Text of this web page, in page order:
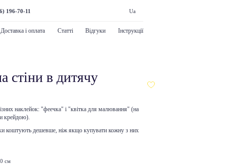
196-70-11 Ua
Доставка і оплата Статті Відгуки Інструкції
стіни в дитячу
наклейок: "феечка" і "квітка для малювання" (на
крейдою).
коштують дешевше, ніж якщо купувати кожну з них
см